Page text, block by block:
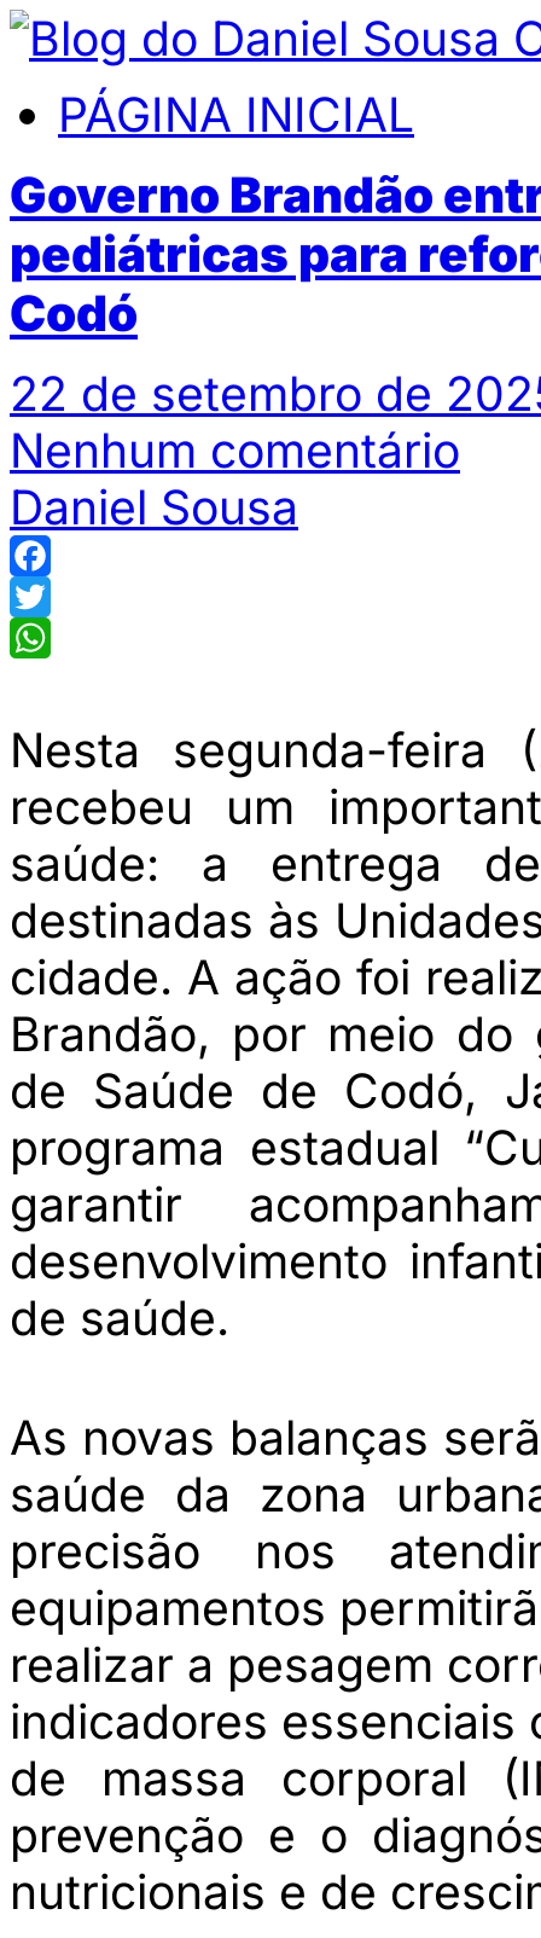
PÁGINA INICIAL
Governo Brandão
pediátricas para
Codó
22 de setembro de
Nenhum comentário
Daniel Sousa
Facebook
Twitter
Nesta segunda-feira
recebeu um
saúde: a entrega
destinadas às
cidade. A ação foi
Brandão, por meio do
de Saúde de Codó,
programa estadual
garantir
desenvolvimento
de saúde.
As novas balanças
saúde da zona
precisão nos
equipamentos
realizar a pesagem
indicadores essenciais
de massa corporal
prevenção e o
nutricionais e de